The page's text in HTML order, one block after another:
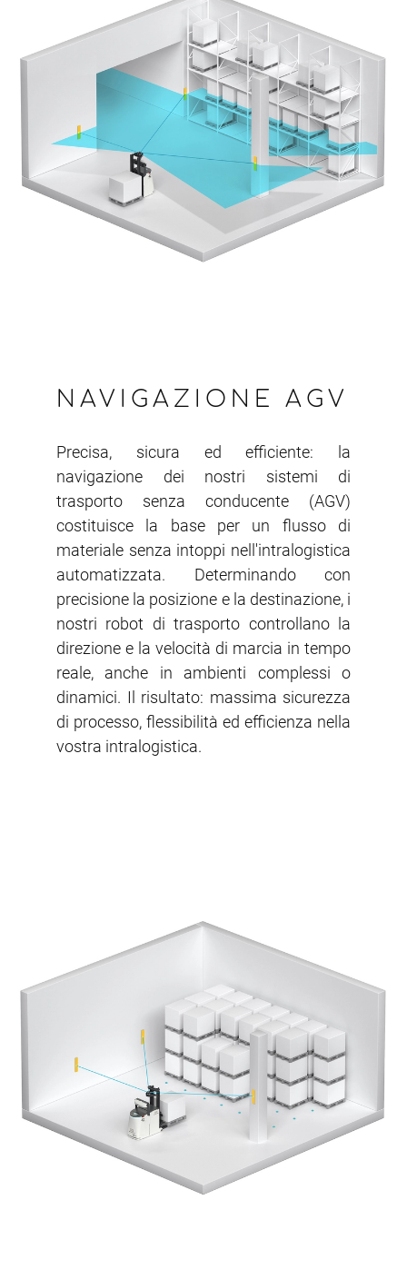
NAVIGAZIONE AGV
Precisa, sicura ed efficiente: la
navigazione dei nostri sistemi di
trasporto senza conducente (AGV)
costituisce la base per un flusso di
materiale senza intoppi nell'intralogistica
automatizzata. Determinando con
precisione la posizione e la destinazione, i
nostri robot di trasporto controllano la
direzione e la velocità di marcia in tempo
reale, anche in ambienti complessi o
dinamici. Il risultato: massima sicurezza
di processo, flessibilità ed efficienza nella
vostra intralogistica.